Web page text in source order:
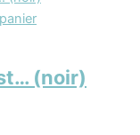
(noir)